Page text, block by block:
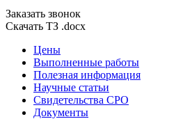
Заказать звонок
Скачать ТЗ .docx
Цены
Выполненные работы
Полезная информация
Научные статьи
Свидетельства СРО
Документы